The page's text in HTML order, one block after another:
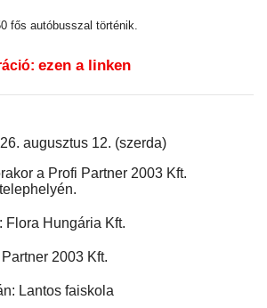
fős autóbusszal történik.
ezen a linken
augusztus 12. (szerda)
a Profi Partner 2003 Kft.
telephelyén.
Flora Hungária Kft.
2003 Kft.
Lantos faiskola